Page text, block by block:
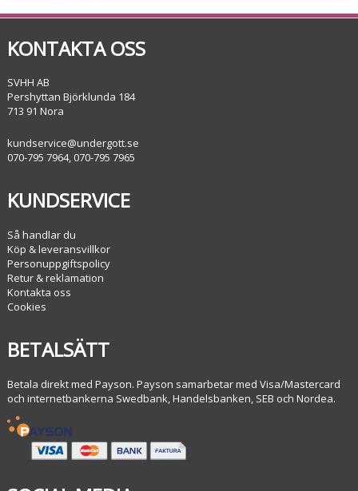
KONTAKTA OSS
SVHH AB
Pershyttan Björklunda 184
713 91 Nora
kundservice@undergott.se
070-795 7964, 070-795 7965
KUNDSERVICE
Så handlar du
Köp & leveransvillkor
Personuppgiftspolicy
Retur & reklamation
Kontakta oss
Cookies
BETALSÄTT
Betala direkt med Payson. Payson samarbetar med Visa/Mastercard
och internetbankerna Swedbank, Handelsbanken, SEB och Nordea.